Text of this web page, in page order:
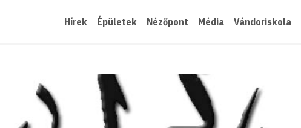
Hírek Épületek Nézőpont Média Vándoriskola